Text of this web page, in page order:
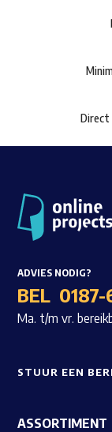
Waar ben je
Direct
ADVIES NODIG?
BEL 0187-
Ma. t/m vr.
STUUR EEN
ASSORTIMENT